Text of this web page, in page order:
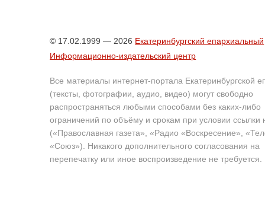
© 17.02.1999 — 2026 Екатеринбургский епархиальный
Информационно-издательский центр
Все материалы интернет-портала Екатеринбургской
(тексты, фотографии, аудио, видео) могут свободно
распространяться любыми способами без каких-либо
ограничений по объёму и срокам при условии ссылки
(«Православная газета», «Радио «Воскресение»,
«Союз»). Никакого дополнительного согласования на
перепечатку или иное воспроизведение не требуется.